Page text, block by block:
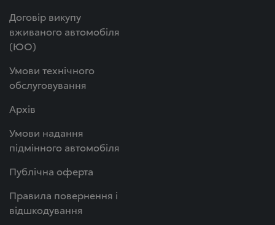
Договір викупу
вживаного автомобіля
(ЮО)
Умови технічного
обслуговування
Архів
Умови надання
підмінного автомобіля
Публічна оферта
Правила повернення і
відшкодування